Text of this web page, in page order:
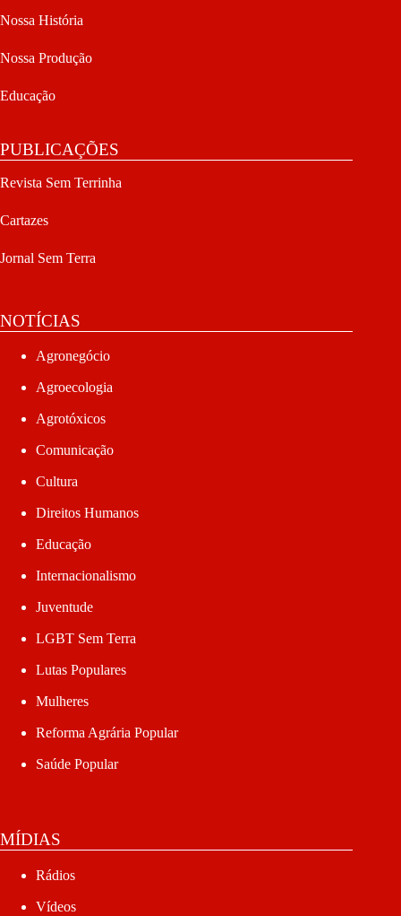
Nossa História
Nossa Produção
Educação
PUBLICAÇÕES
Revista Sem Terrinha
Cartazes
Jornal Sem Terra
NOTÍCIAS
Agronegócio
Agroecologia
Agrotóxicos
Comunicação
Cultura
Direitos Humanos
Educação
Internacionalismo
Juventude
LGBT Sem Terra
Lutas Populares
Mulheres
Reforma Agrária Popular
Saúde Popular
MÍDIAS
Rádios
Vídeos